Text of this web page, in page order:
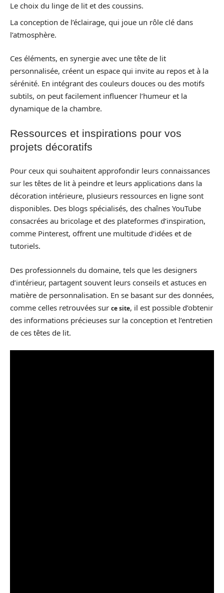
Le choix du linge de lit et des coussins.
La conception de l’éclairage, qui joue un rôle clé dans
l’atmosphère.
Ces éléments, en synergie avec une tête de lit
personnalisée, créent un espace qui invite au repos et à la
sérénité. En intégrant des couleurs douces ou des motifs
subtils, on peut facilement influencer l’humeur et la
dynamique de la chambre.
Ressources et inspirations pour vos
projets décoratifs
Pour ceux qui souhaitent approfondir leurs connaissances
sur les têtes de lit à peindre et leurs applications dans la
décoration intérieure, plusieurs ressources en ligne sont
disponibles. Des blogs spécialisés, des chaînes YouTube
consacrées au bricolage et des plateformes d’inspiration,
comme Pinterest, offrent une multitude d’idées et de
tutoriels.
Des professionnels du domaine, tels que les designers
d’intérieur, partagent souvent leurs conseils et astuces en
matière de personnalisation. En se basant sur des données,
comme celles retrouvées sur ce site, il est possible d’obtenir
des informations précieuses sur la conception et l’entretien
de ces têtes de lit.